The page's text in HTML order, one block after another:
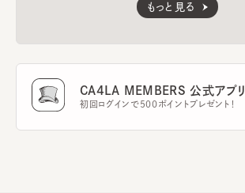
もっと見る
CA4LA MEMBERS 公式アプリ
初回ログインで500ポイントプレゼント！